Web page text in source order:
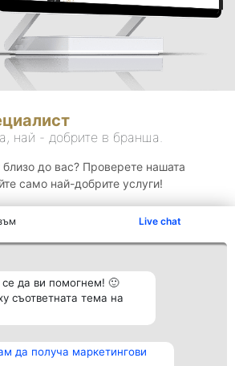
Live chat
да ви помогнем! 🙂
съответната тема на
да получа маркетингови
най - добрите в бранша.
до вас? Проверете нашата
само най-добрите услуги!
Класация Контакти